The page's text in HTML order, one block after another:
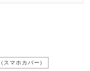
マホカバー）